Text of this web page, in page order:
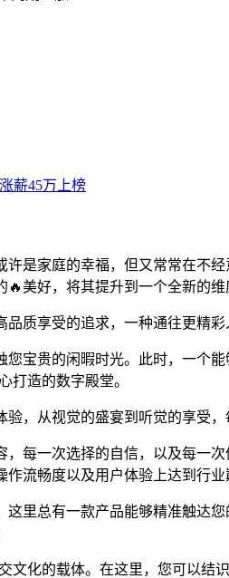
是家庭的幸福，但又常常在不
美好，将其提升到一个全新的维
质享受的追求，一种通往更精彩
宝贵的闲暇时光。此时，一个
打造的数字殿堂。
，从视觉的盛宴到听觉的享受
每一次选择的自信，以及每一
流畅度以及用户体验上达到行业
里总有一款产品能够精准触达
文化的载体。在这里，您可以